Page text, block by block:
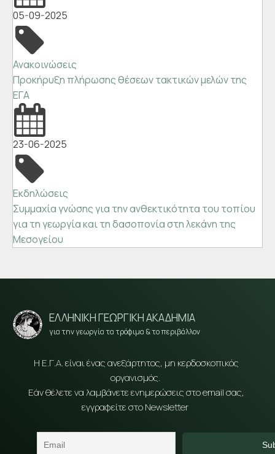
05-09-2025
Ανακοινώσεις
Προκήρυξη πλήρωσης θέσεων τακτικών μελών της
ΕΓΑ
23-06-2025
Εκδηλώσεις
Συμμαχία γνώσης για την ανθεκτικότητα του τοπίου
για τη γεωργία και τη δασοπονία στη λεκάνη της
Μεσογείου
ΕΛΛΗΝΙΚΗ ΓΕΩΡΓΙΚΗ ΑΚΑΔΗΜΙΑ
για την γεωργία τα τρόφιμα & το περιβάλλον
Η Ε.Γ.Α. είναι ένας ανεξάρτητος, μη κερδοσκοπικός
οργανισμός.
Εάν θέλετε να λαμβάνετε ενημερώσεις στο email σας,
εγγραφείτε στο Newsletter